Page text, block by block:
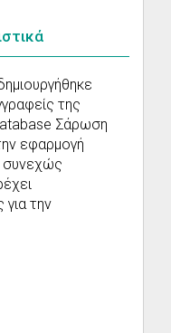
της
Σάρωση
εφαρμογή
συνεχώς
την